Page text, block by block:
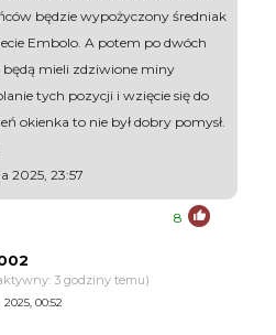
będzie wypożyczony średniak
Embolo. A potem po dwóch
będą mieli zdziwione miny
tych pozycji i wzięcie się do
okienka to nie był dobry pomysł.
2025, 23:57
8
3 godziny temu)
00:52